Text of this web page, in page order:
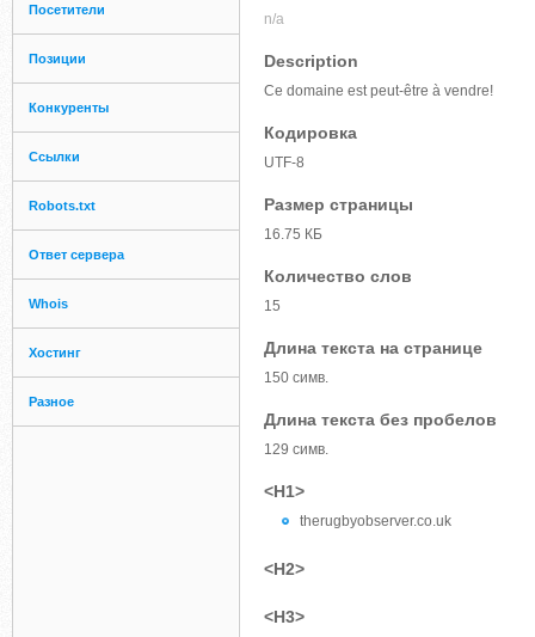
Посетители
Позиции
Конкуренты
Ссылки
Robots.txt
Ответ сервера
Whois
Хостинг
Разное
n/a
Description
Ce domaine est peut-être à vendre!
Кодировка
UTF-8
Размер страницы
16.75 КБ
Количество слов
15
Длина текста на странице
150 симв.
Длина текста без пробелов
129 симв.
<H1>
therugbyobserver.co.uk
<H2>
<H3>